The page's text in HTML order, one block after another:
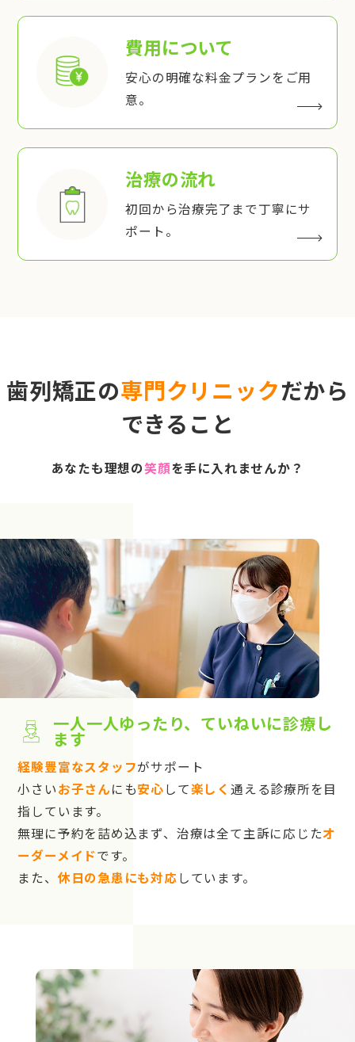
費用について
安心の明確な料金プランをご用
意。
治療の流れ
初回から治療完了まで丁寧にサ
ポート。
歯列矯正の専門クリニックだから
できること
あなたも理想の笑顔を手に入れませんか？
一人一人ゆったり、ていねいに診療し
ます
経験豊富なスタッフがサポート
小さいお子さんにも安心して楽しく 通える診療所を目
指しています。
無理に予約を詰め込まず、治療は全て主訴に応じたオ
ーダーメイドです。
また、 休日の急患にも対応しています。